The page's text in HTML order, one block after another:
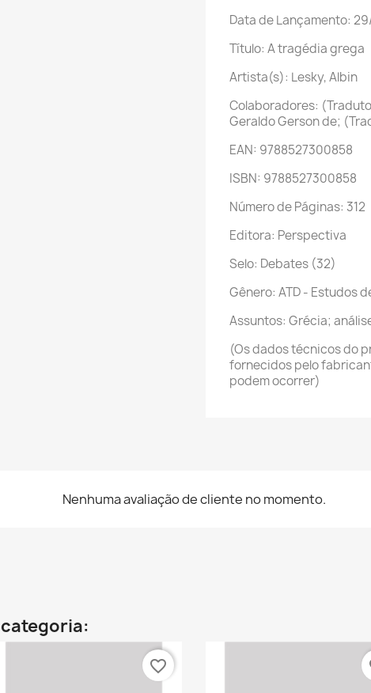
Data de Lançamento:
Título: A tragédia grega
Artista(s): Lesky, Albin
Colaboradores:
Geraldo Gerson de;
EAN: 9788527300858
ISBN: 9788527300858
Número de Páginas: 312
Editora: Perspectiva
Selo: Debates (32)
Gênero: ATD - Estudos
Assuntos: Grécia;
(Os dados técnicos do
fornecidos pelo
podem ocorrer)
Nenhuma avaliação de cliente no momento.
favorite_border